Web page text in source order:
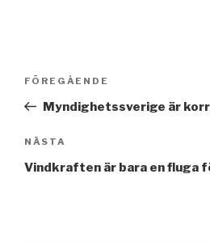
Inläggsnavigering
Föregående
inlägg
FÖREGÅENDE
Myndighetssverige är
Nästa
inlägg
NÄSTA
Vindkraften är bara en fluga